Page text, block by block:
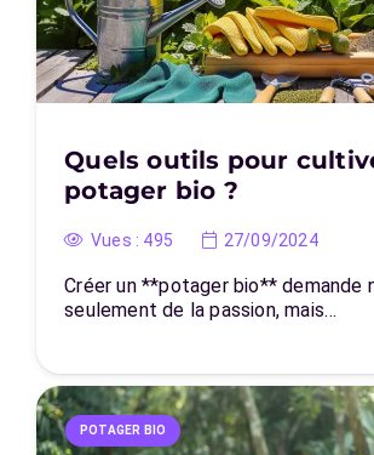
Quels outils pour
potager bio ?
Vues : 495 27/09/2024
Créer un **potager bio** demande
seulement de la passion, mais…
POTAGER BIO